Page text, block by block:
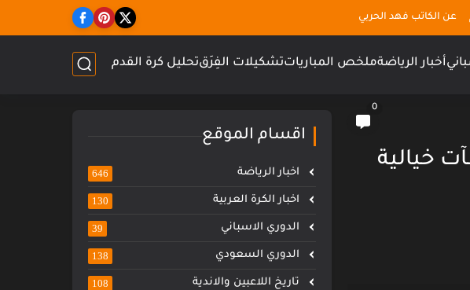
عن الكاتب فهد الحربي
أخبار الرياضةملخص المبارياتتشكيلات الفِرَقتحليل كرة القدم
0
سنوات ومكافآت خيالية
اقسام الموقع
اخبار الرياضة 646
اخبار الكرة العربية 130
الدوري الاسباني 39
الدوري السعودي 138
تاريخ اللاعبين والاندية 108